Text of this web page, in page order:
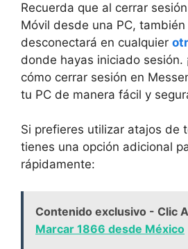
Recuerda‌ que al cerrar
Móvil desde una‍ PC, ​también
desconectará en cualquier​
donde hayas ⁤iniciado sesión.
cómo cerrar sesión en
tu PC de manera fácil y
Si prefieres utilizar atajos de
tienes una opción adicional
rápidamente:
Contenido exclusivo - Clic
Marcar 1866 desde México